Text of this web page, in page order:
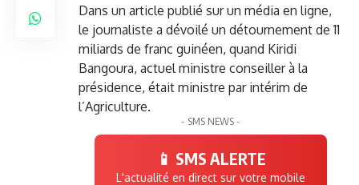
Dans un article publié sur un média en ligne,
le journaliste a dévoilé un détournement de 11
miliards de franc guinéen, quand Kiridi
Bangoura, actuel ministre conseiller à la
présidence, était ministre par intérim de
l’Agriculture.
- SMS NEWS -
📱 SMS ALERTE
L'actualité en direct sur votre mobile